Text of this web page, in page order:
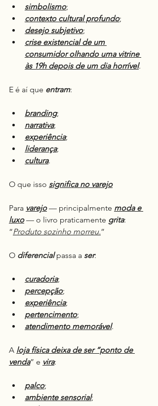
simbolismo;
contexto cultural profundo;
desejo subjetivo;
crise existencial de um
consumidor olhando uma vitrine
às 19h depois de um dia horrível.
E é aí que entram:
branding;
narrativa;
experiência;
liderança;
cultura.
O que isso significa no varejo
Para varejo — principalmente moda e
luxo — o livro praticamente grita:
“Produto sozinho morreu.”
O diferencial passa a ser:
curadoria;
percepção;
experiência;
pertencimento;
atendimento memorável.
A loja física deixa de ser “ponto de
venda” e vira:
palco;
ambiente sensorial;